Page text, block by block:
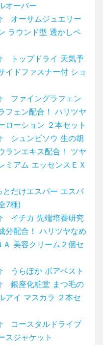
オーバー
オーサムジュエリー
ラウンド型 透かしペ
トップドライ 天気予
イドファスナー付 ショ
ファイングラフェン
フェン配合！ ハリツヤ
ローション ２本セット
シュンビソウ 生の胡
ランエキス配合！ ツヤ
ミアム エッセンスＥＸ
だけエスパー エスパ
7種)
イチカ 先端培養研究
分配合！ ハリツヤなめ
美容クリーム２個セ
うらぽか ボアベスト
銀座化粧堂 まつ毛の
アイ マスカラ ２本セ
コースタルドライブ
スジャケット